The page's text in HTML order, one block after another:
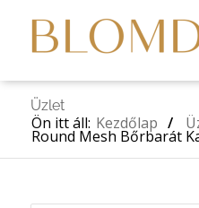
Üzlet
Ön itt áll: Kezdőlap /
Round Mesh Bőrbarát